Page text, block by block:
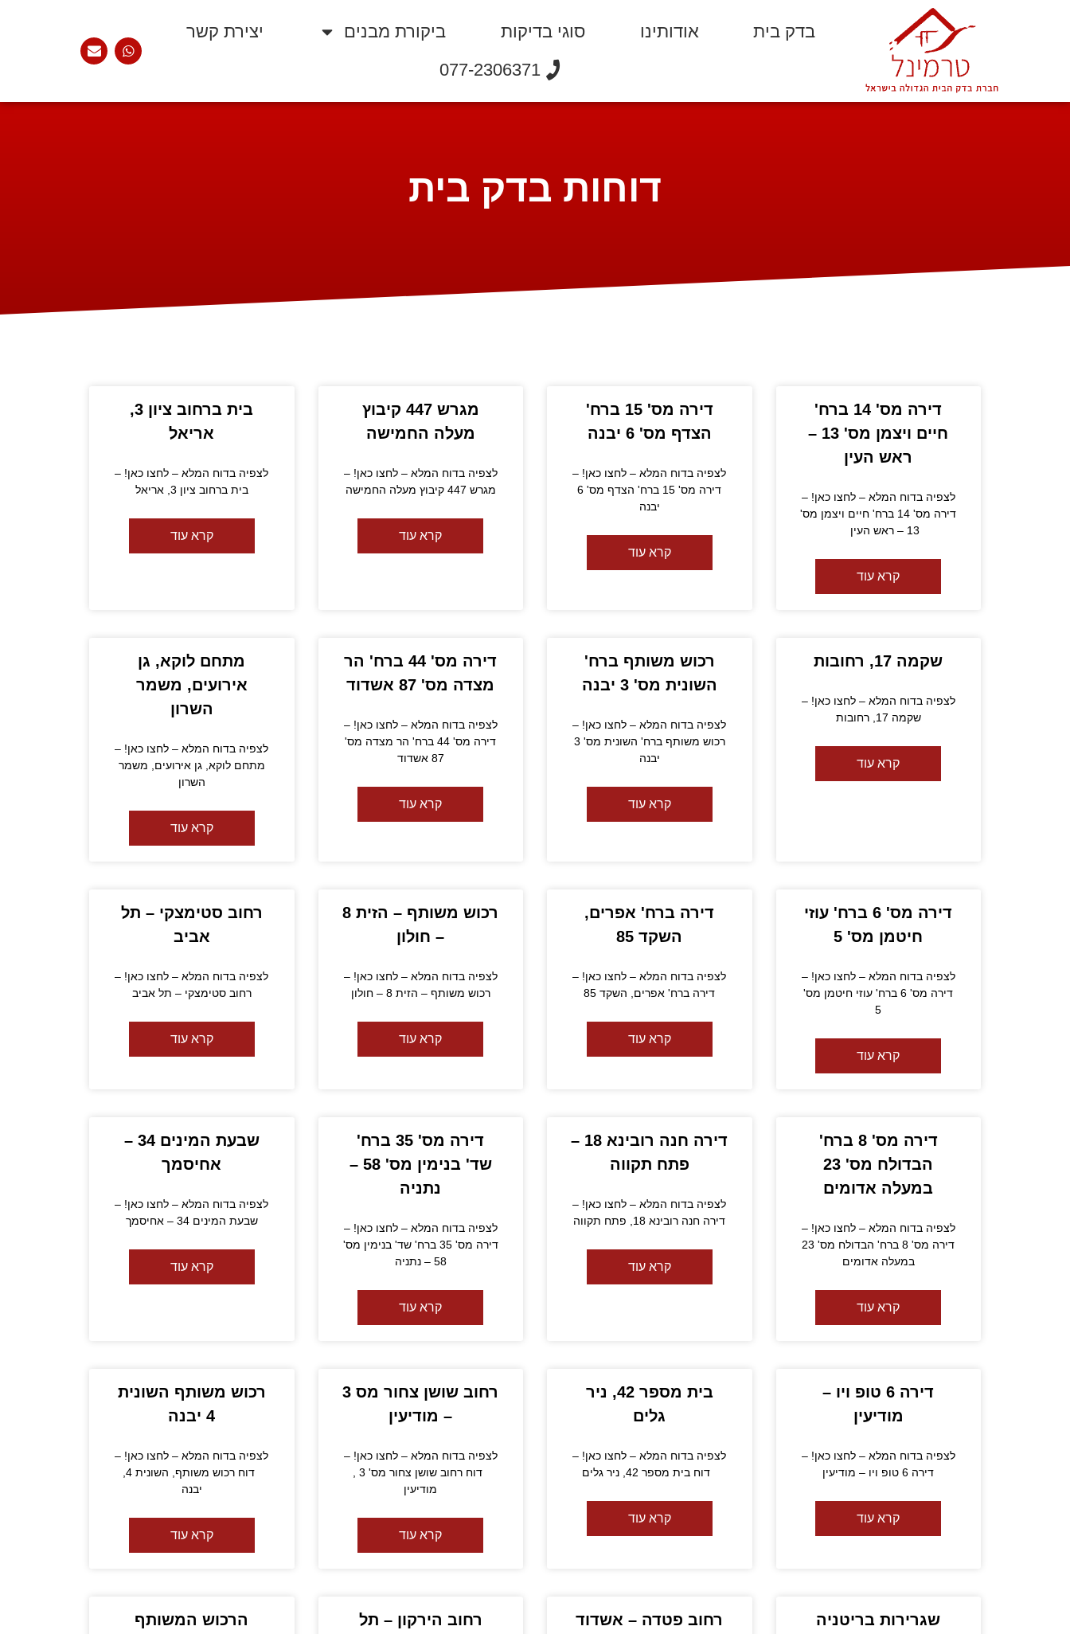
בדק בית אודותינו סוגי בדיקות ביקורת מבנים
יצירת קשר
077-2306371
דוחות בדק בית
דירה מס' 14 ברח'
חיים ויצמן מס' 13 –
ראש העין
לצפיה בדוח המלא – לחצו כאן! –
דירה מס' 14 ברח' חיים ויצמן מס'
13 – ראש העין
קרא עוד
דירה מס' 15 ברח'
הצדף מס' 6 יבנה
לצפיה בדוח המלא – לחצו כאן! –
דירה מס' 15 ברח' הצדף מס' 6
יבנה
קרא עוד
מגרש 447 קיבוץ
מעלה החמישה
לצפיה בדוח המלא – לחצו כאן! –
מגרש 447 קיבוץ מעלה החמישה
קרא עוד
בית ברחוב ציון 3,
אריאל
לצפיה בדוח המלא – לחצו כאן! –
בית ברחוב ציון 3, אריאל
קרא עוד
שקמה 17, רחובות
לצפיה בדוח המלא – לחצו כאן! –
שקמה 17, רחובות
קרא עוד
רכוש משותף ברח'
השונית מס' 3 יבנה
לצפיה בדוח המלא – לחצו כאן! –
רכוש משותף ברח' השונית מס' 3
יבנה
קרא עוד
דירה מס' 44 ברח' הר
מצדה מס' 87 אשדוד
לצפיה בדוח המלא – לחצו כאן! –
דירה מס' 44 ברח' הר מצדה מס'
87 אשדוד
קרא עוד
מתחם לוקא, גן
אירועים, משמר
השרון
לצפיה בדוח המלא – לחצו כאן! –
מתחם לוקא, גן אירועים, משמר
השרון
קרא עוד
דירה מס' 6 ברח' עוזי
חיטמן מס' 5
לצפיה בדוח המלא – לחצו כאן! –
דירה מס' 6 ברח' עוזי חיטמן מס'
5
קרא עוד
דירה ברח' אפרים,
השקד 85
לצפיה בדוח המלא – לחצו כאן! –
דירה ברח' אפרים, השקד 85
קרא עוד
רכוש משותף – הזית 8
– חולון
לצפיה בדוח המלא – לחצו כאן! –
רכוש משותף – הזית 8 – חולון
קרא עוד
רחוב סטימצקי – תל
אביב
לצפיה בדוח המלא – לחצו כאן! –
רחוב סטימצקי – תל אביב
קרא עוד
דירה מס' 8 ברח'
הבדולח מס' 23
במעלה אדומים
לצפיה בדוח המלא – לחצו כאן! –
דירה מס' 8 ברח' הבדולח מס' 23
במעלה אדומים
קרא עוד
דירה חנה רובינא 18 –
פתח תקווה
לצפיה בדוח המלא – לחצו כאן! –
דירה חנה רובינא 18, פתח תקווה
קרא עוד
דירה מס' 35 ברח'
שד' בנימין מס' 58 –
נתניה
לצפיה בדוח המלא – לחצו כאן! –
דירה מס' 35 ברח' שד' בנימין מס'
58 – נתניה
קרא עוד
שבעת המינים 34 –
אחיסמך
לצפיה בדוח המלא – לחצו כאן! –
שבעת המינים 34 – אחיסמך
קרא עוד
דירה 6 טופ ויו –
מודיעין
לצפיה בדוח המלא – לחצו כאן! –
דירה 6 טופ ויו – מודיעין
קרא עוד
בית מספר 42, ניר
גלים
לצפיה בדוח המלא – לחצו כאן! –
דוח בית מספר 42, ניר גלים
קרא עוד
רחוב שושן צחור מס 3
– מודיעין
לצפיה בדוח המלא – לחצו כאן! –
מודיעין
קרא עוד
רכוש משותף השונית
4 יבנה
לצפיה בדוח המלא – לחצו כאן! –
יבנה
קרא עוד
שגרירות בריטניה
רחוב פטדה – אשדוד
רחוב הירקון – תל
הרכוש המשותף